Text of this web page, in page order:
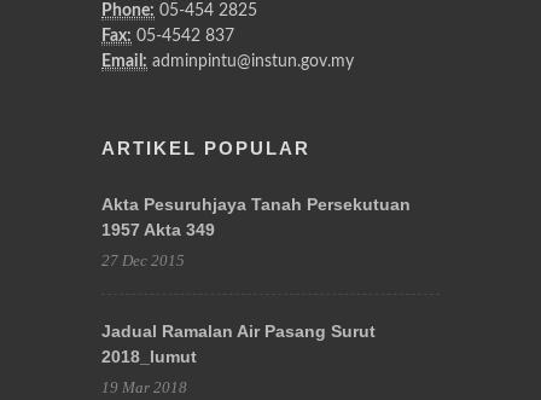
Phone: 05-454 2825
Fax: 05-4542 837
Email: adminpintu@instun.gov.my
ARTIKEL POPULAR
Akta Pesuruhjaya Tanah Persekutuan
1957 Akta 349
27 Dec 2015
Jadual Ramalan Air Pasang Surut
2018_lumut
19 Mar 2018